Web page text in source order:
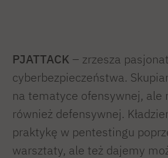
PJATTACK – zrzesza
cyberbezpieczeństwa.
na tematyce ofensywnej, ale
również defensywnej.
praktykę w pentestingu
warsztaty, ale też dajemy